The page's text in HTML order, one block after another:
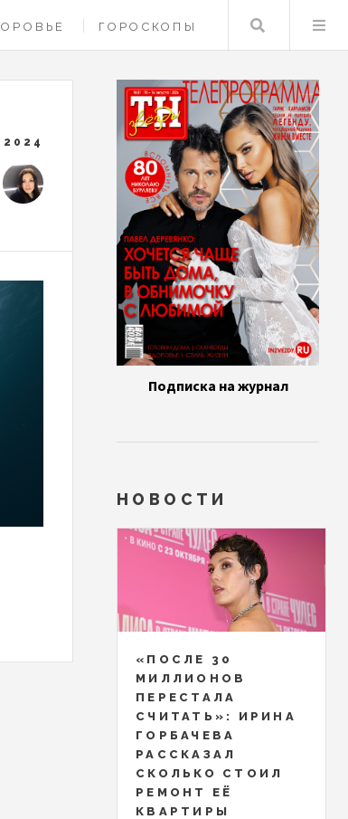
ГОРОСКОПЫ Поиск
Подписка на журнал
НОВОСТИ
«ПОСЛЕ 30
МИЛЛИОНОВ
ПЕРЕСТАЛА
СЧИТАТЬ»: ИРИНА
ГОРБАЧЕВА
РАССКАЗАЛ
СКОЛЬКО СТОИЛ
РЕМОНТ ЕЁ
КВАРТИРЫ